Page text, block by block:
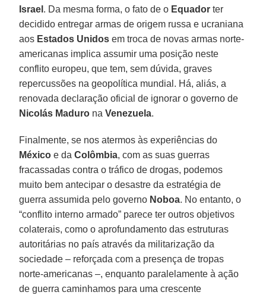
Israel . Da mesma forma, o fato de o Equador ter
decidido entregar armas de origem russa e ucraniana
aos Estados Unidos em troca de novas armas norte-
americanas implica assumir uma posição neste
conflito europeu, que tem, sem dúvida, graves
repercussões na geopolítica mundial. Há, aliás, a
renovada declaração oficial de ignorar o governo de
Nicolás Maduro naVenezuela.
Finalmente, se nos atermos às experiências do
México e daColômbia, com as suas guerras
fracassadas contra o tráfico de drogas, podemos
muito bem antecipar o desastre da estratégia de
guerra assumida pelo governo Noboa. No entanto, o
“conflito interno armado” parece ter outros objetivos
colaterais, como o aprofundamento das estruturas
autoritárias no país através da militarização da
sociedade – reforçada com a presença de tropas
norte-americanas –, enquanto paralelamente à ação
de guerra caminhamos para uma crescente